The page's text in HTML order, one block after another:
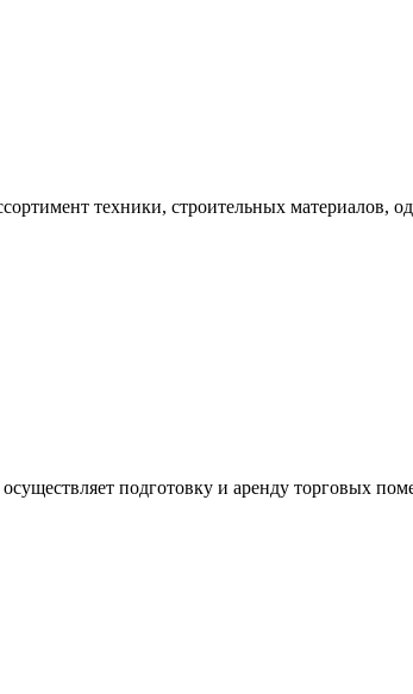
техники, строительных
подготовку и аренду торговых